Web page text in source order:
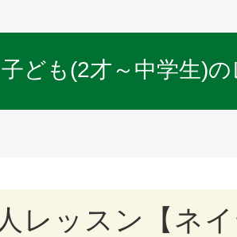
子ども(2才～中学生)
レッスン【ネ